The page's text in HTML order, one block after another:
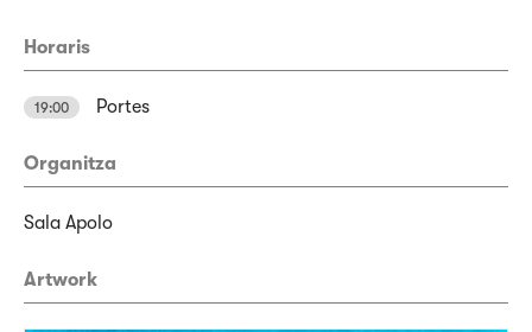
Horaris
19:00 Portes
Organitza
Sala Apolo
Artwork